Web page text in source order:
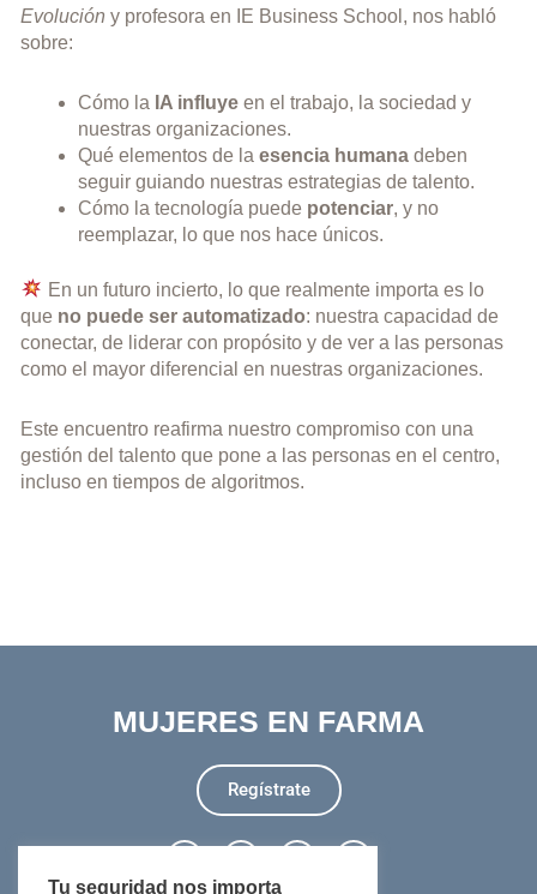
Evolución y profesora en IE Business School, nos habló
sobre:
Cómo la IA influye en el trabajo, la sociedad y
nuestras organizaciones.
Qué elementos de laesencia humana deben
seguir guiando nuestras estrategias de talento.
Cómo la tecnología puede potenciar, y no
reemplazar, lo que nos hace únicos.
En un futuro incierto, lo que realmente importa es lo
que no puede ser automatizado: nuestra capacidad de
conectar, de liderar con propósito y de ver a las personas
como el mayor diferencial en nuestras organizaciones.
Este encuentro reafirma nuestro compromiso con una
gestión del talento que pone a las personas en el centro,
incluso en tiempos de algoritmos.
MUJERES EN FARMA
Regístrate
L
n
I
s
T Y
Tu seguridad nos importa